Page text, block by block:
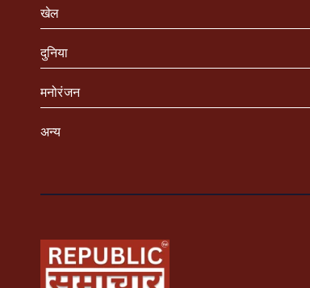
खेल
दुनिया
मनोरंजन
अन्य